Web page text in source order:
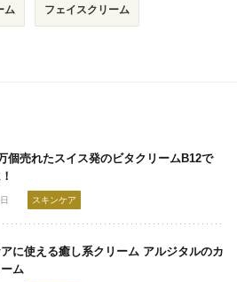
ム フェイスクリーム
個売れたスイス発のビタクリームB12で
スキンケア
に使える癒し系クリーム アルジタルのカ
ム